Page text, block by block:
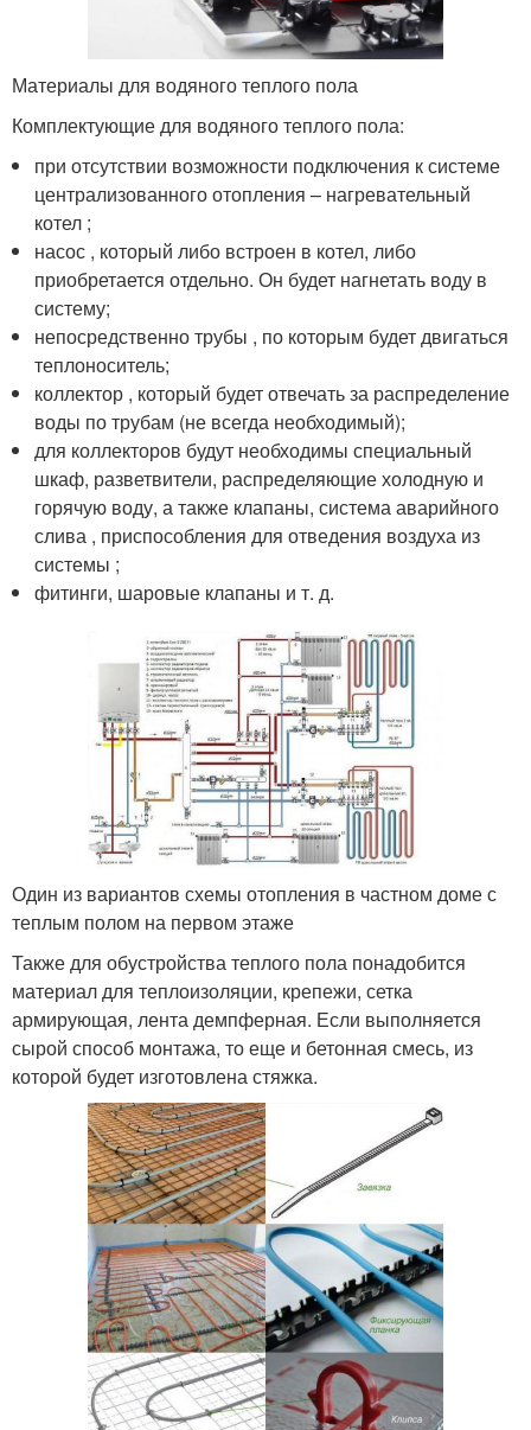
Материалы для водяного теплого пола
Комплектующие для водяного теплого пола:
при отсутствии возможности подключения к системе
централизованного отопления – нагревательный
котел ;
насос , который либо встроен в котел, либо
приобретается отдельно. Он будет нагнетать воду в
систему;
непосредственно трубы , по которым будет двигаться
теплоноситель;
коллектор , который будет отвечать за распределение
воды по трубам (не всегда необходимый);
для коллекторов будут необходимы специальный
шкаф, разветвители, распределяющие холодную и
горячую воду, а также клапаны, система аварийного
слива , приспособления для отведения воздуха из
системы ;
фитинги, шаровые клапаны и т. д.
Один из вариантов схемы отопления в частном доме с
теплым полом на первом этаже
Также для обустройства теплого пола понадобится
материал для теплоизоляции, крепежи, сетка
армирующая, лента демпферная. Если выполняется
сырой способ монтажа, то еще и бетонная смесь, из
которой будет изготовлена стяжка.